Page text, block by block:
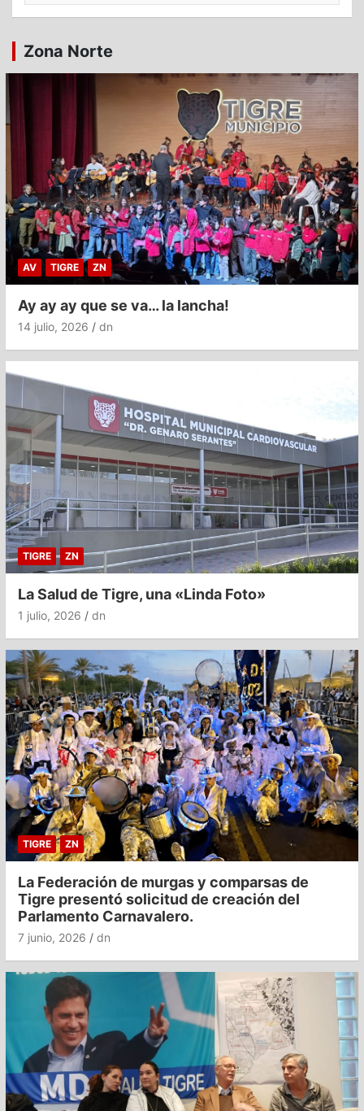
Zona Norte
AV TIGRE ZN
Ay ay ay que se va… la lancha!
14 julio, 2026 dn
TIGRE ZN
La Salud de Tigre, una «Linda Foto»
1 julio, 2026 dn
TIGRE ZN
La Federación de murgas y comparsas de
Tigre presentó solicitud de creación del
Parlamento Carnavalero.
7 junio, 2026 dn